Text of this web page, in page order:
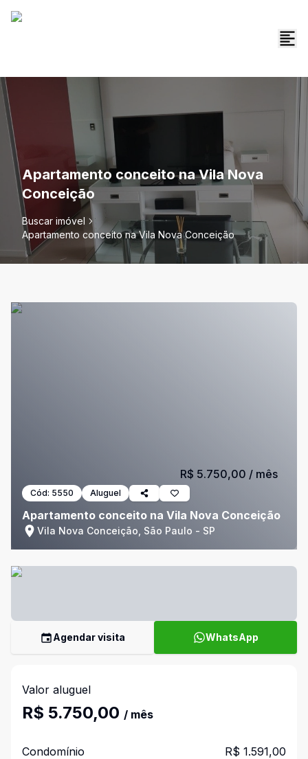
Apartamento conceito na Vila Nova
Conceição
Buscar imóvel
Apartamento conceito na Vila Nova Conceição
Cód: 5550 Aluguel
Apartamento conceito na Vila Nova Conceição
Vila Nova Conceição, São Paulo - SP
R$ 5.750,00 / mês
Agendar visita WhatsApp
Valor aluguel
R$ 5.750,00 / mês
Condomínio R$ 1.591,00